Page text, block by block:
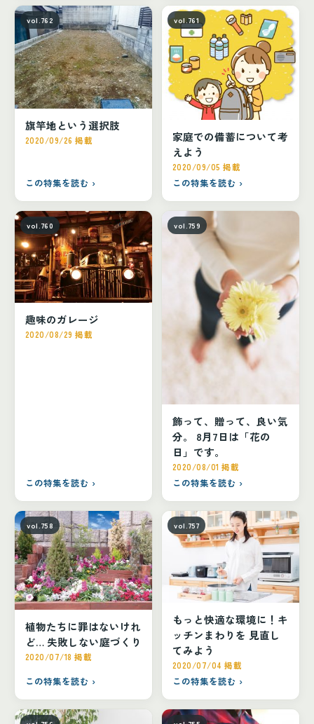
vol.762
旗竿地という選択肢
2020/09/26 掲載
この特集を読む ›
vol.761
家庭での備蓄について考
えよう
2020/09/05 掲載
この特集を読む ›
vol.760
趣味のガレージ
2020/08/29 掲載
この特集を読む ›
vol.759
飾って、贈って、良い気
分。 8月7日は「花の
日」です。
2020/08/01 掲載
この特集を読む ›
vol.758
植物たちに罪はないけれ
ど… 失敗しない庭づくり
2020/07/18 掲載
この特集を読む ›
vol.757
もっと快適な環境に！キ
ッチンまわりを 見直し
てみよう
2020/07/04 掲載
この特集を読む ›